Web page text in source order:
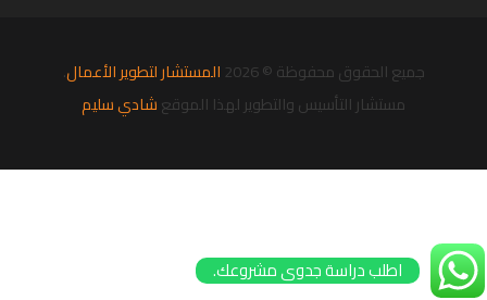
جميع الحقوق محفوظة © 2026 المستشار لتطوير الأعمال.
مستشار التأسيس والتطوير لهذا الموقعشادي سليم
اطلب دراسة جدوى مشروعك.